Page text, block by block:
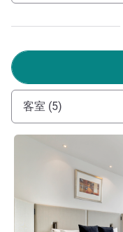
Located at the
King William Street
ペッパーズウェイ
をお選びいただきあ
滞在をお楽しみくださ
Rahul Panwar ホテル
客室 (5)
詳細を表示